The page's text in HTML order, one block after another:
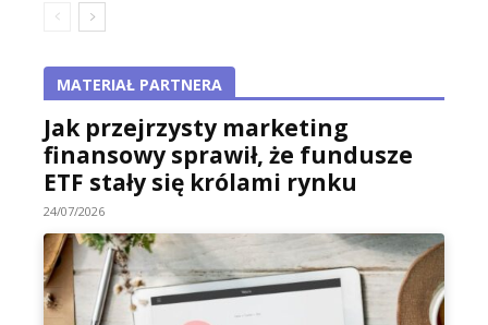
MATERIAŁ PARTNERA
Jak przejrzysty marketing
finansowy sprawił, że fundusze
ETF stały się królami rynku
24/07/2026